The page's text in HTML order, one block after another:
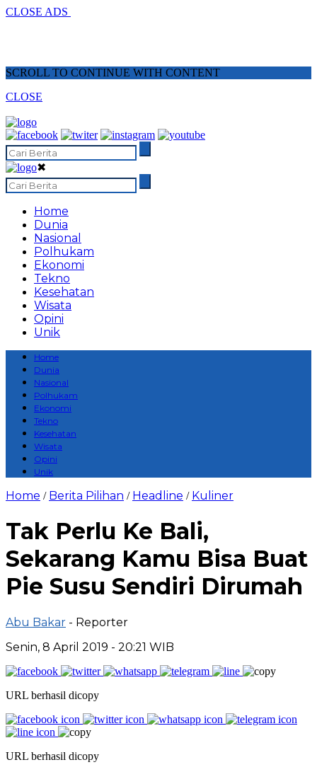
CLOSE ADS
SCROLL TO CONTINUE WITH CONTENT
CLOSE
✖
Home
Dunia
Nasional
Polhukam
Ekonomi
Tekno
Kesehatan
Wisata
Opini
Unik
Home
Dunia
Nasional
Polhukam
Ekonomi
Tekno
Kesehatan
Wisata
Opini
Unik
Home / Berita Pilihan / Headline / Kuliner
Tak Perlu Ke Bali,
Sekarang Kamu Bisa Buat
Pie Susu Sendiri Dirumah
Abu Bakar - Reporter
Senin, 8 April 2019 - 20:21 WIB
URL berhasil dicopy
URL berhasil dicopy